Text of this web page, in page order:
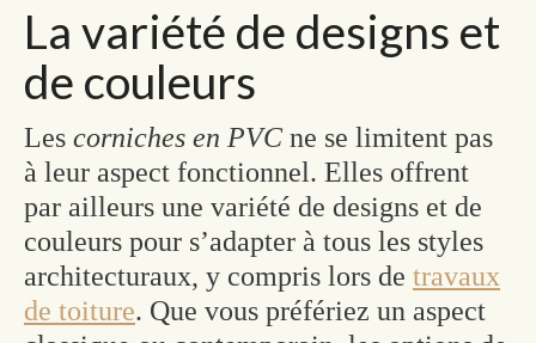
La variété de designs et
de couleurs
Les corniches en PVC ne se limitent pas
à leur aspect fonctionnel. Elles offrent
par ailleurs une variété de designs et de
couleurs pour s’adapter à tous les styles
architecturaux, y compris lors de travaux
de toiture. Que vous préfériez un aspect